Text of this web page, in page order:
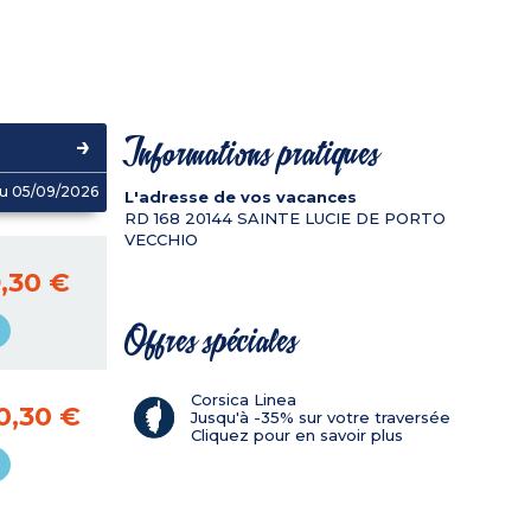
05/09/2026
€
€
Informations pratiques
L'adresse de vos vacances
RD 168 20144 SAINTE LUCIE DE PORTO
VECCHIO
Offres spéciales
Corsica Linea
Jusqu'à -35% sur votre traversée
Cliquez pour en savoir plus